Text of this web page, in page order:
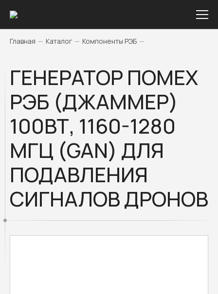
Главная — Каталог — Компоненты РЭБ —
ГЕНЕРАТОР ПОМЕХ
РЭБ (ДЖАММЕР)
100ВТ, 1160-1280
МГЦ (GAN) ДЛЯ
ПОДАВЛЕНИЯ
СИГНАЛОВ ДРОНОВ